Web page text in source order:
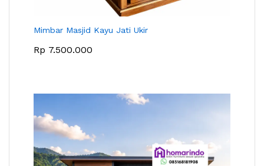
Mimbar Masjid Kayu Jati Ukir
Rp 7.500.000